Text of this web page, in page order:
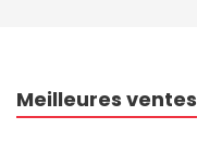
Meilleures ventes